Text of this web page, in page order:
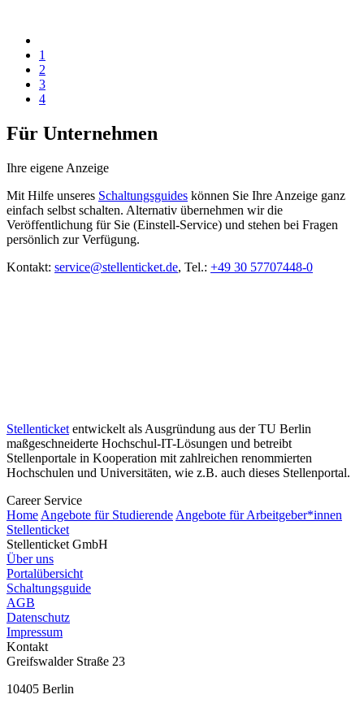
1
2
3
4
Für Unternehmen
Ihre eigene Anzeige
Mit Hilfe unseres Schaltungsguides können Sie Ihre Anzeige ganz
einfach selbst schalten. Alternativ übernehmen wir die
Veröffentlichung für Sie (Einstell-Service) und stehen bei Fragen
persönlich zur Verfügung.
Kontakt: service@stellenticket.de, Tel.: +49 30 57707448-0
Stellenticket entwickelt als Ausgründung aus der TU Berlin
maßgeschneiderte Hochschul-IT-Lösungen und betreibt
Stellenportale in Kooperation mit zahlreichen renommierten
Hochschulen und Universitäten, wie z.B. auch dieses Stellenportal.
Career Service
Home Angebote für Studierende Angebote für Arbeitgeber*innen
Stellenticket
Stellenticket GmbH
Über uns
Portalübersicht
Schaltungsguide
AGB
Datenschutz
Impressum
Kontakt
Greifswalder Straße 23
10405 Berlin